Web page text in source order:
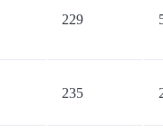
229
235